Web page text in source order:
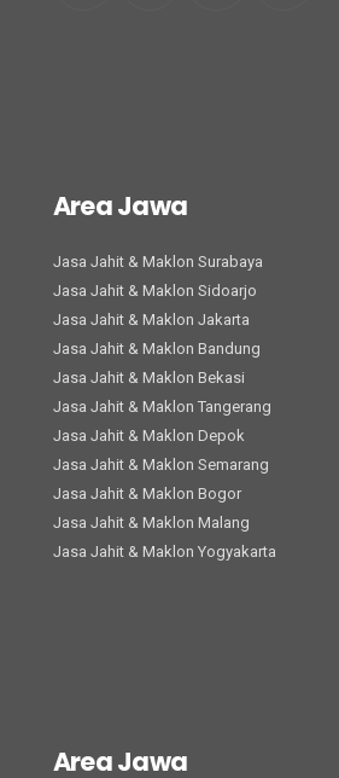
Area Jawa
Jasa Jahit & Maklon Surabaya
Jasa Jahit & Maklon Sidoarjo
Jasa Jahit & Maklon Jakarta
Jasa Jahit & Maklon Bandung
Jasa Jahit & Maklon Bekasi
Jasa Jahit & Maklon Tangerang
Jasa Jahit & Maklon Depok
Jasa Jahit & Maklon Semarang
Jasa Jahit & Maklon Bogor
Jasa Jahit & Maklon Malang
Jasa Jahit & Maklon Yogyakarta
Area Jawa